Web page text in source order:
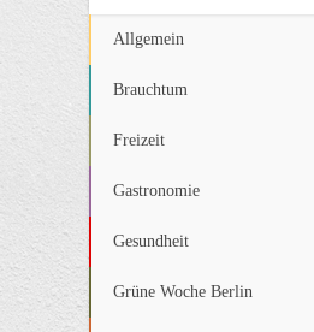
Allgemein
Brauchtum
Freizeit
Gastronomie
Gesundheit
Grüne Woche Berlin